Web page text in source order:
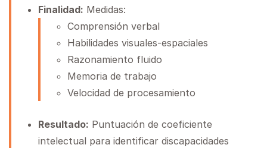
Finalidad: Medidas:
Comprensión verbal
Habilidades visuales-espaciales
Razonamiento fluido
Memoria de trabajo
Velocidad de procesamiento
Resultado: Puntuación de coeficiente
intelectual para identificar discapacidades